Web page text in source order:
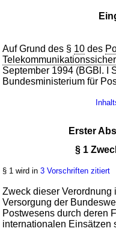
Auf Grund des § 10 des
September 1994 (BGBl. I
Bundesministerium für
Erster
§ 1
§ 1 wird in3 Vorschriften zitiert
Zweck dieser
Versorgung der
Postwesens durch deren
internationalen Einsätzen